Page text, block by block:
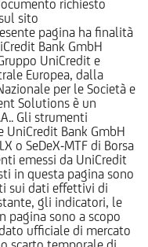
richiesto
sito
pagina ha finalità
Bank GmbH
UniCredit e
Europea, dalla
per le Società e
Solutions è un
Gli strumenti
UniCredit Bank GmbH
o SeDeX-MTF di Borsa
emessi da UniCredit
in questa pagina sono
sui dati effettivi di
gli indicatori, le
pagina sono a scopo
ufficiale di mercato